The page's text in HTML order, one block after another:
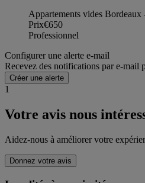
Appartements vides Bordeaux
Prix€650
Professionnel
Configurer une alerte e-mail
Recevez des notifications par e-mail
Créer une alerte
1
Votre avis nous
Aidez-nous à améliorer votre
Donnez votre avis